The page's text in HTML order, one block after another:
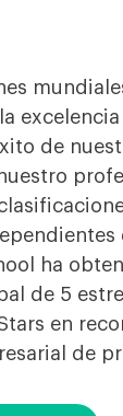
de
ha
de 5
en
de